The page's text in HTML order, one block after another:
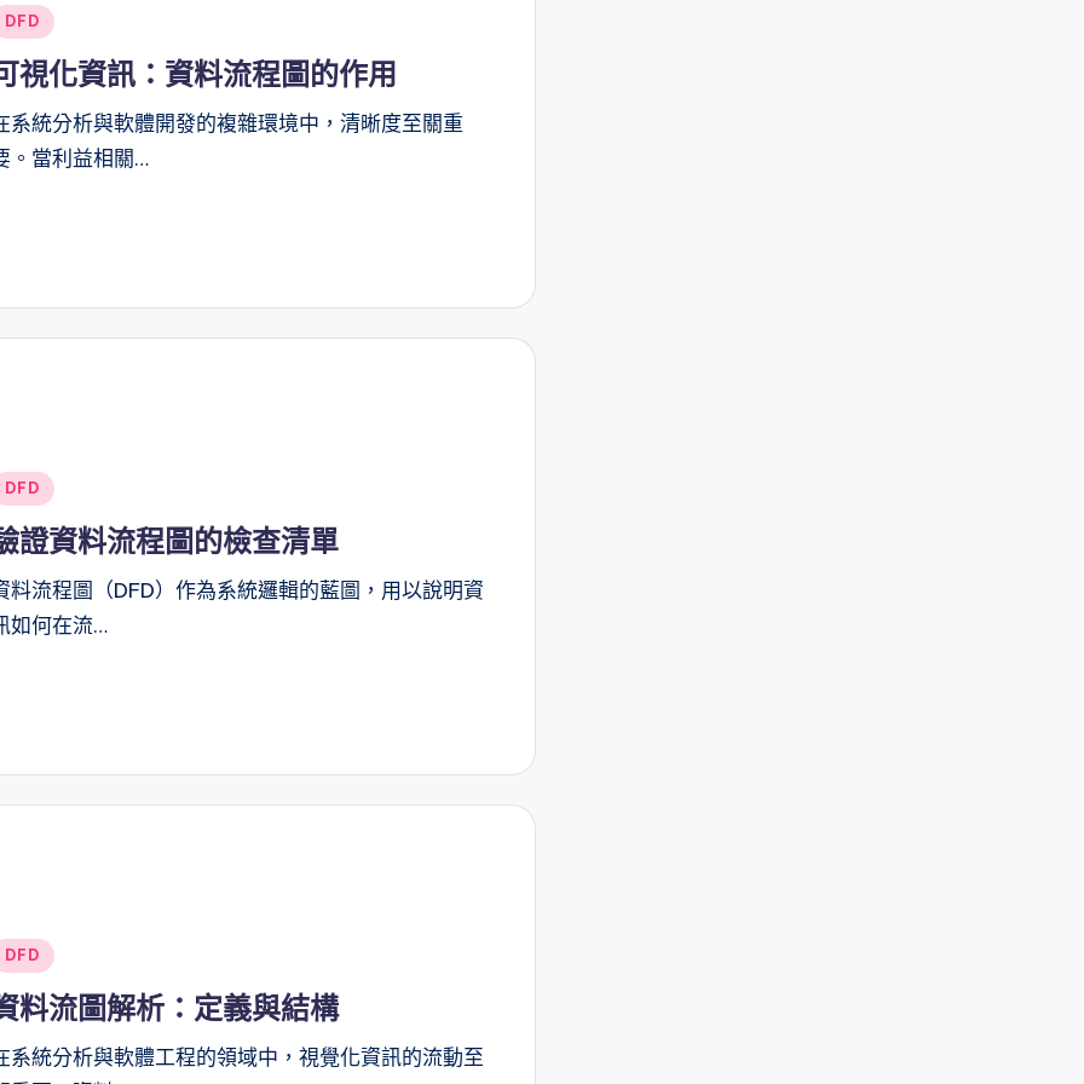
DFD
視化資訊：資料流程圖的作用
系統分析與軟體開發的複雜環境中，清晰度至關重
。當利益相關…
DFD
證資料流程圖的檢查清單
料流程圖（DFD）作為系統邏輯的藍圖，用以說明資
如何在流…
DFD
料流圖解析：定義與結構
系統分析與軟體工程的領域中，視覺化資訊的流動至